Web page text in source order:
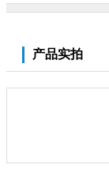
产品实拍